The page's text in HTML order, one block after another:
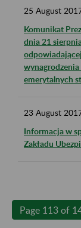
25 August
Komunikat
dnia 21
wynagrodzenia
emerytalnych
23 August
Informacja w
Zakładu
Page 113 of